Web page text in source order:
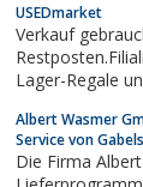
USEDmarket
Verkauf gebrauchter
Lager-Regale
Einzelhandels-
Filialbewertung
Albert Wasmer
Service von
Die Firma